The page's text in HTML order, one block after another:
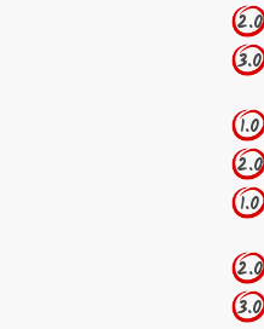
2.0
3.0
1.0
2.0
1.0
2.0
3.0